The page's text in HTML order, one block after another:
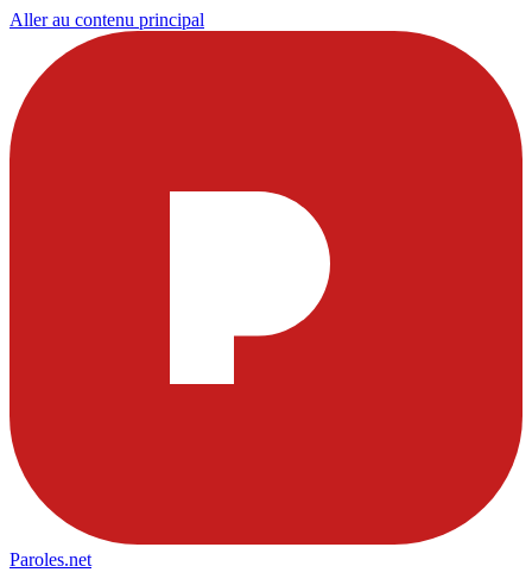
Aller au contenu principal
Paroles.net